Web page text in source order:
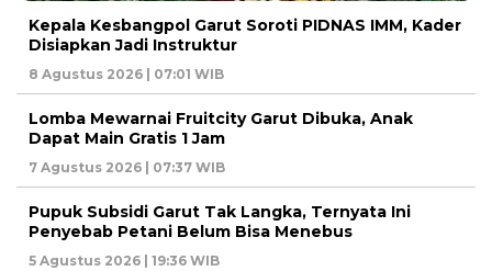
Kepala Kesbangpol Garut Soroti PIDNAS IMM, Kader
Disiapkan Jadi Instruktur
8 Agustus 2026 | 07:01 WIB
Lomba Mewarnai Fruitcity Garut Dibuka, Anak
Dapat Main Gratis 1 Jam
7 Agustus 2026 | 07:37 WIB
Pupuk Subsidi Garut Tak Langka, Ternyata Ini
Penyebab Petani Belum Bisa Menebus
5 Agustus 2026 | 19:36 WIB